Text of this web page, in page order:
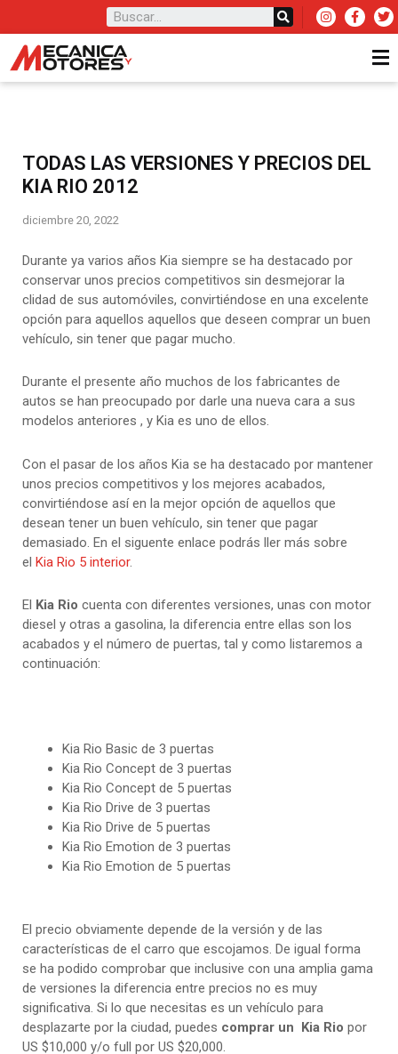
TODAS LAS VERSIONES Y PRECIOS DEL
KIA RIO 2012
diciembre 20, 2022
Durante ya varios años Kia siempre se ha destacado por
conservar unos precios competitivos sin desmejorar la
clidad de sus automóviles, convirtiéndose en una excelente
opción para aquellos aquellos que deseen comprar un buen
vehículo, sin tener que pagar mucho.
Durante el presente año muchos de los fabricantes de
autos se han preocupado por darle una nueva cara a sus
modelos anteriores , y Kia es uno de ellos.
Con el pasar de los años Kia se ha destacado por mantener
unos precios competitivos y los mejores acabados,
convirtiéndose así en la mejor opción de aquellos que
desean tener un buen vehículo, sin tener que pagar
demasiado. En el siguente enlace podrás ller más sobre
el Kia Rio 5 interior.
El Kia Rio cuenta con diferentes versiones, unas con motor
diesel y otras a gasolina, la diferencia entre ellas son los
acabados y el número de puertas, tal y como listaremos a
continuación:
Kia Rio Basic de 3 puertas
Kia Rio Concept de 3 puertas
Kia Rio Concept de 5 puertas
Kia Rio Drive de 3 puertas
Kia Rio Drive de 5 puertas
Kia Rio Emotion de 3 puertas
Kia Rio Emotion de 5 puertas
El precio obviamente depende de la versión y de las
características de el carro que escojamos. De igual forma
se ha podido comprobar que inclusive con una amplia gama
de versiones la diferencia entre precios no es muy
significativa. Si lo que necesitas es un vehículo para
desplazarte por la ciudad, puedes comprar un Kia Rio por
US $10,000 y/o full por US $20,000.